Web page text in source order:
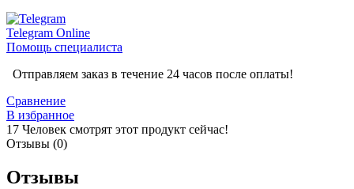
Telegram Online
Помощь специалиста
Отправляем заказ в течение 24 часов после оплаты!
Сравнение
В избранное
17 Человек смотрят этот продукт сейчас!
Отзывы (0)
Отзывы